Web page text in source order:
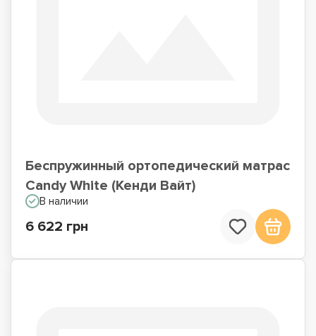
Беспружинный ортопедический матрас
Candy White (Кенди Вайт)
В наличии
6 622 грн